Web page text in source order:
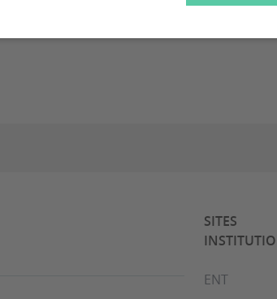
informed of the outcome of your
SITES
ENT